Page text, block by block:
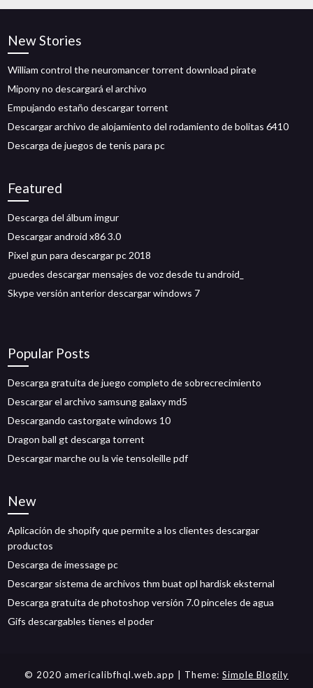
New Stories
William control the neuromancer torrent download pirate
Mipony no descargará el archivo
Empujando estaño descargar torrent
Descargar archivo de alojamiento del rodamiento de bolitas 6410
Descarga de juegos de tenis para pc
Featured
Descarga del álbum imgur
Descargar android x86 3.0
Pixel gun para descargar pc 2018
¿puedes descargar mensajes de voz desde tu android_
Skype versión anterior descargar windows 7
Popular Posts
Descarga gratuita de juego completo de sobrecrecimiento
Descargar el archivo samsung galaxy md5
Descargando castorgate windows 10
Dragon ball gt descarga torrent
Descargar marche ou la vie tensoleille pdf
New
Aplicación de shopify que permite a los clientes descargar
productos
Descarga de imessage pc
Descargar sistema de archivos thm buat opl hardisk eksternal
Descarga gratuita de photoshop versión 7.0 pinceles de agua
Gifs descargables tienes el poder
© 2020 americalibfhql.web.app | Theme: Simple Blogily